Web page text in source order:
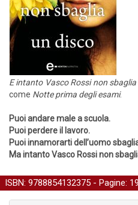
E intanto Vasco Rossi non
come Notte prima degli esami.
Puoi andare male a scuola.
Puoi perdere il lavoro.
Puoi innamorarti dell’uomo
Ma intanto Vasco Rossi non
ISBN: 9788854132375 - Pagine: